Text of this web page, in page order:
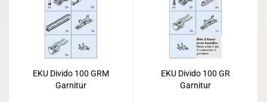
EKU Divido 100 GRM
Garnitur
EKU Divido 100 GR
Garnitur